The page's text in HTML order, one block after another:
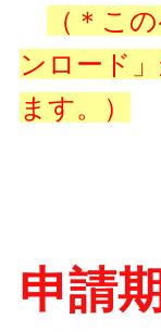
（＊こ
ンロード
ます。）
申請